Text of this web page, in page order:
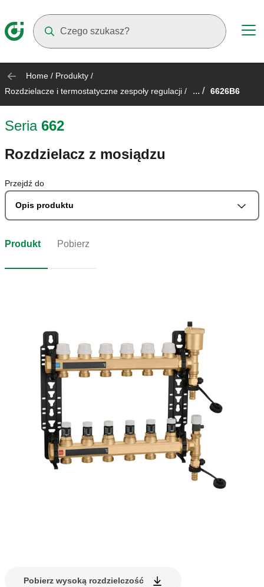
Home / Produkty /
Rozdzielacze i termostatyczne zespoły regulacji / ... / 6626B6
Seria 662
Rozdzielacz z mosiądzu
Przejdź do
Opis produktu
Produkt Pobierz
Pobierz wysoką rozdzielczość